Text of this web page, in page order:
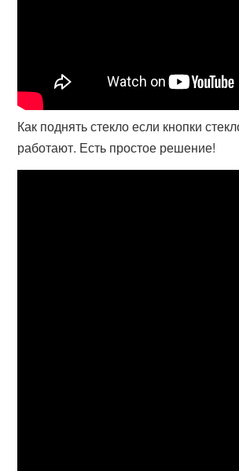
Как поднять стекло если кнопки
работают. Есть простое решение!